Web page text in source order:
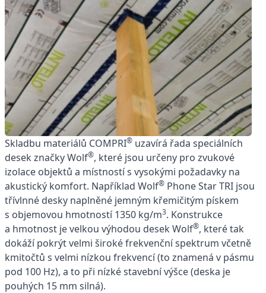
Skladbu materiálů COMPRI® uzavírá řada speciálních
desek značky Wolf®, které jsou určeny pro zvukové
izolace objektů a místností s vysokými požadavky na
akustický komfort. Například Wolf® Phone Star TRI jsou
třívlnné desky naplněné jemným křemičitým pískem
s objemovou hmotností 1350 kg/m3. Konstrukce
a hmotnost je velkou výhodou desek Wolf®, které tak
dokáží pokrýt velmi široké frekvenční spektrum včetně
kmitočtů s velmi nízkou frekvencí (to znamená v pásmu
pod 100 Hz), a to při nízké stavební výšce (deska je
pouhých 15 mm silná).